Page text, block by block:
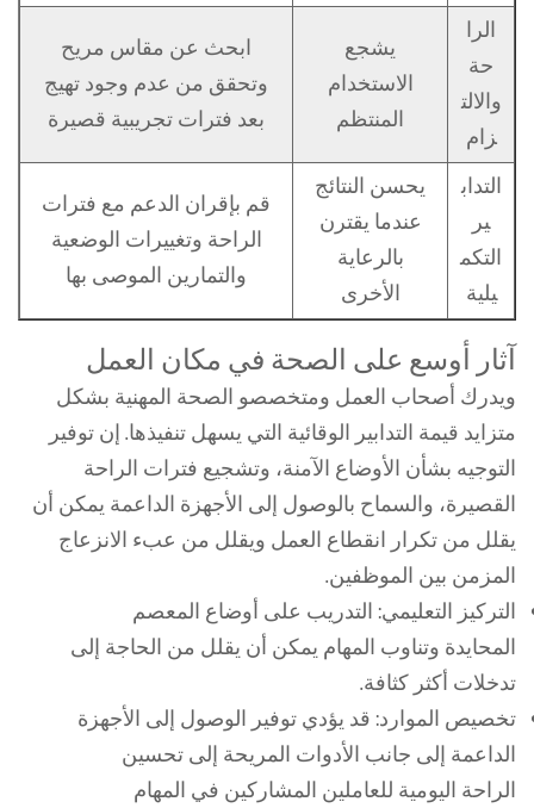
الرا
حة
والالت
زام
يشجع
الاستخدام
المنتظم
ابحث عن مقاس مريح
وتحقق من عدم وجود تهيج
بعد فترات تجريبية قصيرة
التداب
ير
التكم
يلية
يحسن النتائج
عندما يقترن
بالرعاية
الأخرى
قم بإقران الدعم مع فترات
الراحة وتغييرات الوضعية
والتمارين الموصى بها
آثار أوسع على الصحة في مكان العمل
ويدرك أصحاب العمل ومتخصصو الصحة المهنية بشكل
متزايد قيمة التدابير الوقائية التي يسهل تنفيذها. إن توفير
التوجيه بشأن الأوضاع الآمنة، وتشجيع فترات الراحة
القصيرة، والسماح بالوصول إلى الأجهزة الداعمة يمكن أن
يقلل من تكرار انقطاع العمل ويقلل من عبء الانزعاج
المزمن بين الموظفين.
التركيز التعليمي: التدريب على أوضاع المعصم
المحايدة وتناوب المهام يمكن أن يقلل من الحاجة إلى
تدخلات أكثر كثافة.
تخصيص الموارد: قد يؤدي توفير الوصول إلى الأجهزة
الداعمة إلى جانب الأدوات المريحة إلى تحسين
الراحة اليومية للعاملين المشاركين في المهام